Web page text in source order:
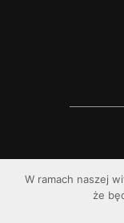
W ramach naszej
że